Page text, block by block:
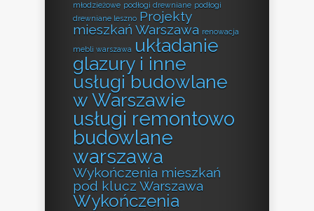
młodzieżowe podłogi drewniane podłogi
drewniane leszno Projekty
mieszkań Warszawa renowacja
mebli warszawa układanie
glazury i inne
usługi budowlane
w Warszawie
usługi remontowo
budowlane
warszawa
Wykończenia mieszkań
pod klucz Warszawa
Wykończenia